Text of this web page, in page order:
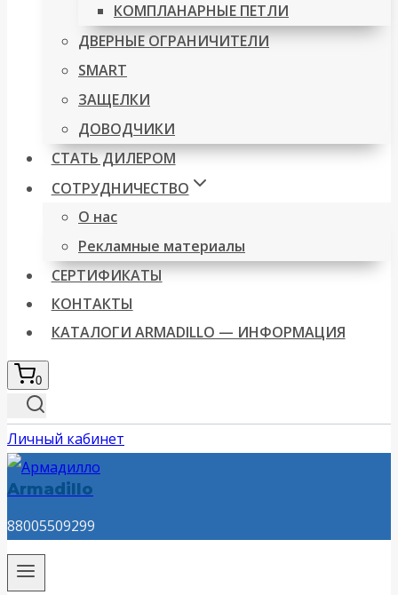
КОМПЛАНАРНЫЕ ПЕТЛИ
ДВЕРНЫЕ ОГРАНИЧИТЕЛИ
SMART
ЗАЩЕЛКИ
ДОВОДЧИКИ
СТАТЬ ДИЛЕРОМ
СОТРУДНИЧЕСТВО
О нас
Рекламные материалы
СЕРТИФИКАТЫ
КОНТАКТЫ
КАТАЛОГИ ARMADILLO — ИНФОРМАЦИЯ
0
Личный кабинет
Armadillo
88005509299